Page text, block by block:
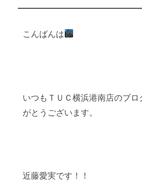
こんばんは
いつも ＴＵＣ横浜港南店のブロ
がとうございます。
近藤愛実です！！